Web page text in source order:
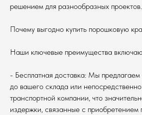
решением для разнообразных проектов.
Почему выгодно купить порошковую
Наши ключевые преимущества
- Бесплатная доставка: Мы предлагаем
до вашего склада или
транспортной компании, что
издержки, связанные с приобретением